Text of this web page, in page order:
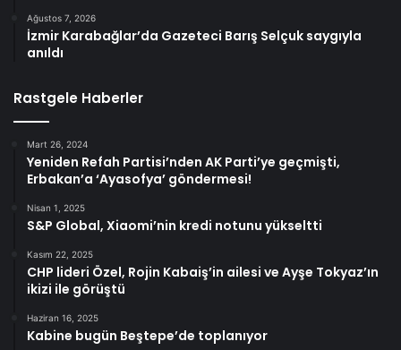
Ağustos 7, 2026
İzmir Karabağlar’da Gazeteci Barış Selçuk saygıyla
anıldı
Rastgele Haberler
Mart 26, 2024
Yeniden Refah Partisi’nden AK Parti’ye geçmişti,
Erbakan’a ‘Ayasofya’ göndermesi!
Nisan 1, 2025
S&P Global, Xiaomi’nin kredi notunu yükseltti
Kasım 22, 2025
CHP lideri Özel, Rojin Kabaiş’in ailesi ve Ayşe Tokyaz’ın
ikizi ile görüştü
Haziran 16, 2025
Kabine bugün Beştepe’de toplanıyor